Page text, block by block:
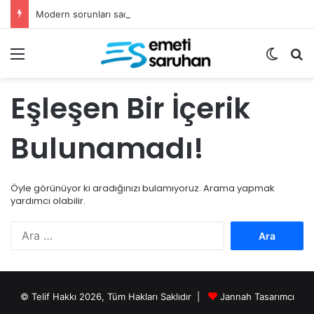
Modern sorunları sadece fetvalarla çözemeyiz
Menü Dış
Eşleşen Bir İçerik
Bulunamadı!
Öyle görünüyor ki aradığınızı bulamıyoruz. Arama yapmak
yardımcı olabilir.
© Telif Hakkı 2026, Tüm Hakları Saklıdır |
Jannah Tasarımcı